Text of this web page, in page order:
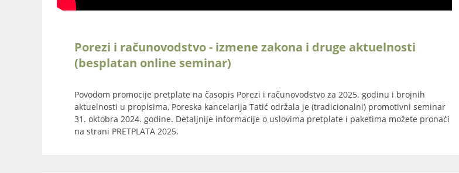
Porezi i računovodstvo - izmene zakona i druge aktuelnosti
(besplatan online seminar)
Povodom promocije pretplate na časopis Porezi i računovodstvo za 2025. godinu i brojnih
aktuelnosti u propisima, Poreska kancelarija Tatić održala je (tradicionalni) promotivni seminar
31. oktobra 2024. godine. Detaljnije informacije o uslovima pretplate i paketima možete pronaći
na strani PRETPLATA 2025.